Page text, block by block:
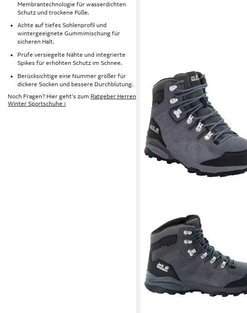
Membrantechnologie für wasserdichten
Schutz und trockene Füße.
Achte auf tiefes Sohlenprofil und
wintergeeignete Gummimischung für
sicheren Halt.
Prüfe versiegelte Nähte und integrierte
Spikes für erhöhten Schutz im Schnee.
Berücksichtige eine Nummer größer für
dickere Socken und bessere Durchblutung.
Noch Fragen? Hier geht's zum Ratgeber Herren
Winter Sportschuhe ›